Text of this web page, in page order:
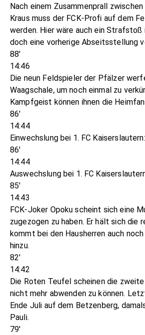
Nach einem Zusammenprall
Kraus muss der FCK-Profi auf dem
werden. Hier wäre auch ein Strafstoß
doch eine vorherige Abseitsstellung
88'
14:46
Die neun Feldspieler der Pfälzer
Waagschale, um noch einmal zu
Kampfgeist können ihnen die
86'
14:44
Einwechslung bei 1. FC
86'
14:44
Auswechslung bei 1. FC
85'
14:43
FCK-Joker Opoku scheint sich eine
zugezogen zu haben. Er hält sich die
kommt bei den Hausherren auch
hinzu.
82'
14:42
Die Roten Teufel scheinen die
nicht mehr abwenden zu können.
Ende Juli auf dem Betzenberg,
Pauli.
79'